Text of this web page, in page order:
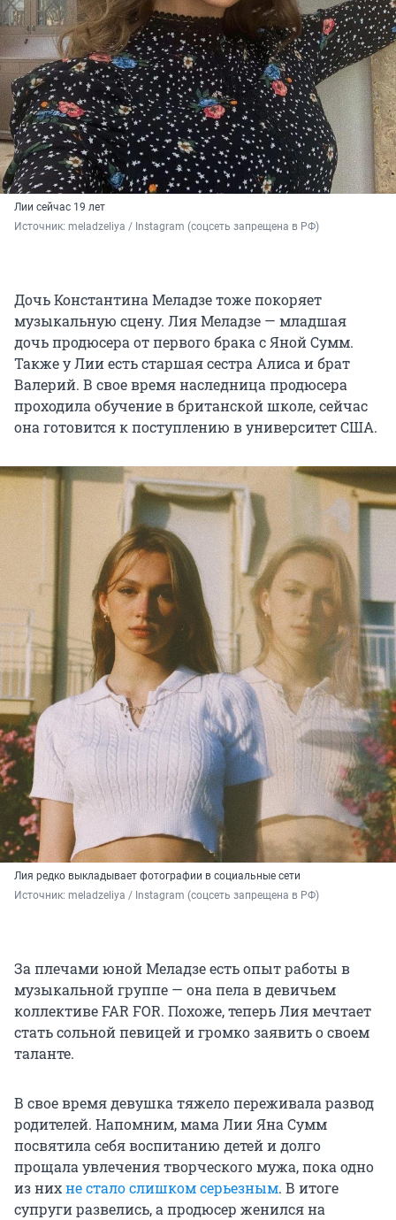
Лии сейчас 19 лет
Источник: meladzeliya / Instagram (соцсеть запрещена в РФ)
Дочь Константина Меладзе тоже покоряет
музыкальную сцену. Лия Меладзе — младшая
дочь продюсера от первого брака с Яной Сумм.
Также у Лии есть старшая сестра Алиса и брат
Валерий. В свое время наследница продюсера
проходила обучение в британской школе, сейчас
она готовится к поступлению в университет США.
Лия редко выкладывает фотографии в социальные сети
Источник: meladzeliya / Instagram (соцсеть запрещена в РФ)
За плечами юной Меладзе есть опыт работы в
музыкальной группе — она пела в девичьем
коллективе FAR FOR. Похоже, теперь Лия мечтает
стать сольной певицей и громко заявить о своем
таланте.
В свое время девушка тяжело переживала развод
родителей. Напомним, мама Лии Яна Сумм
посвятила себя воспитанию детей и долго
прощала увлечения творческого мужа, пока одно
из нихне стало слишком серьезным. В итоге
супруги развелись, а продюсер женился на